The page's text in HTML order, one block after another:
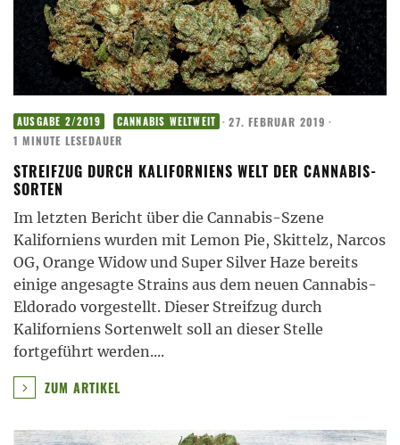
AUSGABE 2/2019 CANNABIS WELTWEIT · 27. FEBRUAR 2019 ·
1 MINUTE LESEDAUER
STREIFZUG DURCH KALIFORNIENS WELT DER CANNABIS-
SORTEN
Im letzten Bericht über die Cannabis-Szene
Kaliforniens wurden mit Lemon Pie, Skittelz, Narcos
OG, Orange Widow und Super Silver Haze bereits
einige angesagte Strains aus dem neuen Cannabis-
Eldorado vorgestellt. Dieser Streifzug durch
Kaliforniens Sortenwelt soll an dieser Stelle
fortgeführt werden....
ZUM ARTIKEL